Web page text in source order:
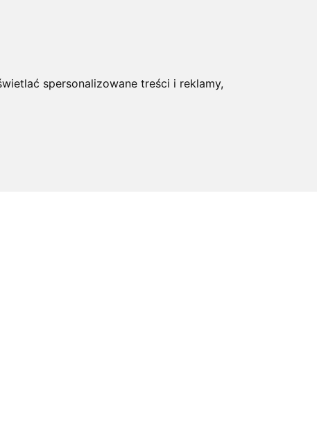
spersonalizowane treści i reklamy,